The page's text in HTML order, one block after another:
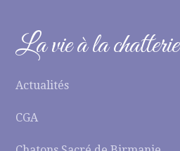
La vie à la chatterie
Actualités
CGA